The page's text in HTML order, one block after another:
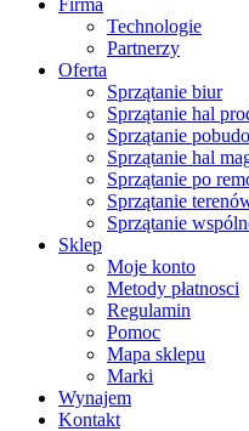
Firma
Technologie
Partnerzy
Oferta
Sprzątanie biur
Sprzątanie hal
Sprzątanie
Sprzątanie hal
Sprzątanie po
Sprzątanie
Sprzątanie
Sklep
Moje konto
Metody płatnosci
Regulamin
Pomoc
Mapa sklepu
Marki
Wynajem
Kontakt